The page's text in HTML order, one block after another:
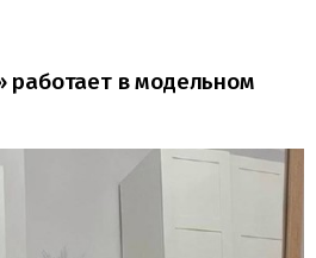
работает в модельном